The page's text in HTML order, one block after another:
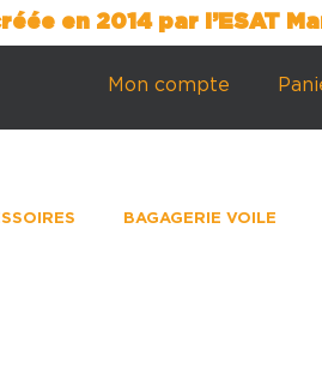
en 2014 par l’ESAT
Mon compte
BAGAGERIE VOILE